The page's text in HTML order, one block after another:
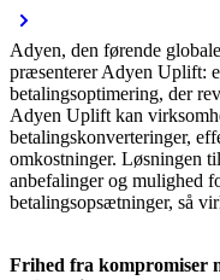
Adyen, den førende
præsenterer Adyen Uplift:
betalingsoptimering, der
Adyen Uplift kan
betalingskonverteringer,
omkostninger. Løsningen
anbefalinger og mulighed
betalingsopsætninger, så
Frihed fra kompromiser